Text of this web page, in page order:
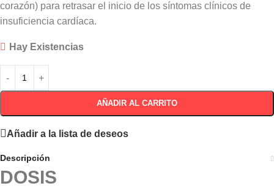
corazón) para retrasar el inicio de los síntomas clínicos de
insuficiencia cardíaca.
Hay Existencias
AÑADIR AL CARRITO
Añadir a la lista de deseos
Descripción
DOSIS